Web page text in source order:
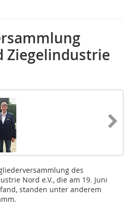
Ziegelindustrie
des
Nord e.V., die am 19. Juni
standen unter anderem